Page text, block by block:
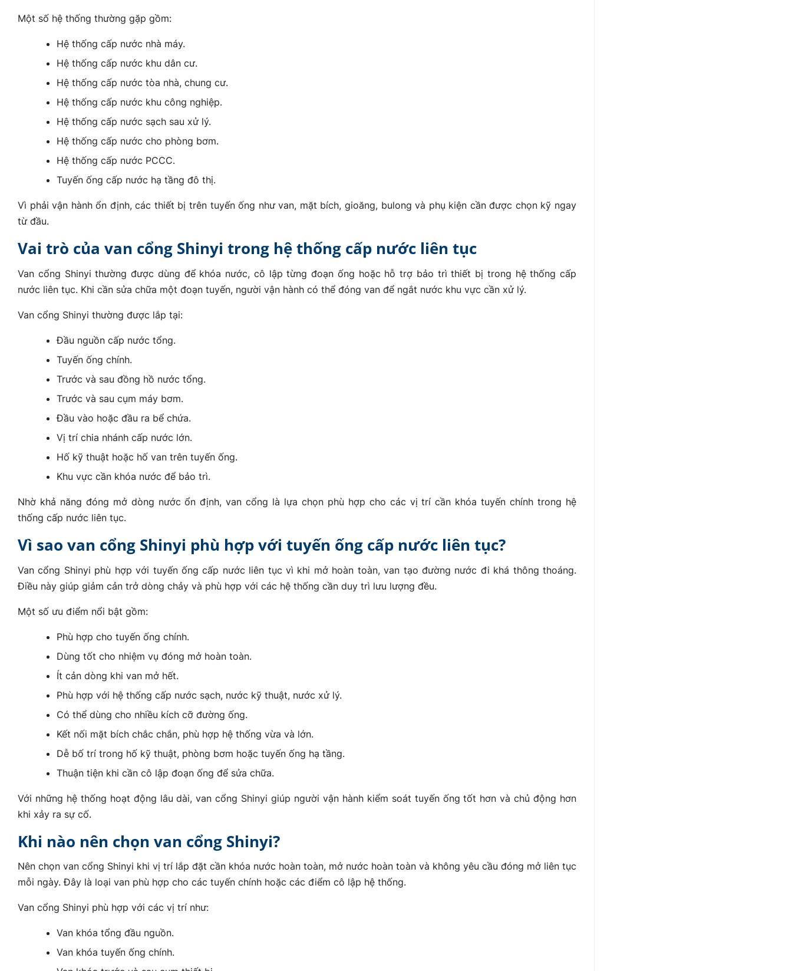
Một số hệ thống thường gặp gồm:
Hệ thống cấp nước nhà máy.
Hệ thống cấp nước khu dân cư.
Hệ thống cấp nước tòa nhà, chung cư.
Hệ thống cấp nước khu công nghiệp.
Hệ thống cấp nước sạch sau xử lý.
Hệ thống cấp nước cho phòng bơm.
Hệ thống cấp nước PCCC.
Tuyến ống cấp nước hạ tầng đô thị.
Vì phải vận hành ổn định, các thiết bị trên tuyến ống như van, mặt bích, gioăng, bulong và phụ kiện cần được chọn kỹ ngay
từ đầu.
Vai trò của van cổng Shinyi trong hệ thống cấp nước liên tục
Van cổng Shinyi thường được dùng để khóa nước, cô lập từng đoạn ống hoặc hỗ trợ bảo trì thiết bị trong hệ thống cấp
nước liên tục. Khi cần sửa chữa một đoạn tuyến, người vận hành có thể đóng van để ngắt nước khu vực cần xử lý.
Van cổng Shinyi thường được lắp tại:
Đầu nguồn cấp nước tổng.
Tuyến ống chính.
Trước và sau đồng hồ nước tổng.
Trước và sau cụm máy bơm.
Đầu vào hoặc đầu ra bể chứa.
Vị trí chia nhánh cấp nước lớn.
Hố kỹ thuật hoặc hố van trên tuyến ống.
Khu vực cần khóa nước để bảo trì.
Nhờ khả năng đóng mở dòng nước ổn định, van cổng là lựa chọn phù hợp cho các vị trí cần khóa tuyến chính trong hệ
thống cấp nước liên tục.
Vì sao van cổng Shinyi phù hợp với tuyến ống cấp nước liên tục?
Van cổng Shinyi phù hợp với tuyến ống cấp nước liên tục vì khi mở hoàn toàn, van tạo đường nước đi khá thông thoáng.
Điều này giúp giảm cản trở dòng chảy và phù hợp với các hệ thống cần duy trì lưu lượng đều.
Một số ưu điểm nổi bật gồm:
Phù hợp cho tuyến ống chính.
Dùng tốt cho nhiệm vụ đóng mở hoàn toàn.
Ít cản dòng khi van mở hết.
Phù hợp với hệ thống cấp nước sạch, nước kỹ thuật, nước xử lý.
Có thể dùng cho nhiều kích cỡ đường ống.
Kết nối mặt bích chắc chắn, phù hợp hệ thống vừa và lớn.
Dễ bố trí trong hố kỹ thuật, phòng bơm hoặc tuyến ống hạ tầng.
Thuận tiện khi cần cô lập đoạn ống để sửa chữa.
Với những hệ thống hoạt động lâu dài, van cổng Shinyi giúp người vận hành kiểm soát tuyến ống tốt hơn và chủ động hơn
khi xảy ra sự cố.
Khi nào nên chọn van cổng Shinyi?
Nên chọn van cổng Shinyi khi vị trí lắp đặt cần khóa nước hoàn toàn, mở nước hoàn toàn và không yêu cầu đóng mở liên tục
mỗi ngày. Đây là loại van phù hợp cho các tuyến chính hoặc các điểm cô lập hệ thống.
Van cổng Shinyi phù hợp với các vị trí như:
Van khóa tổng đầu nguồn.
Van khóa tuyến ống chính.